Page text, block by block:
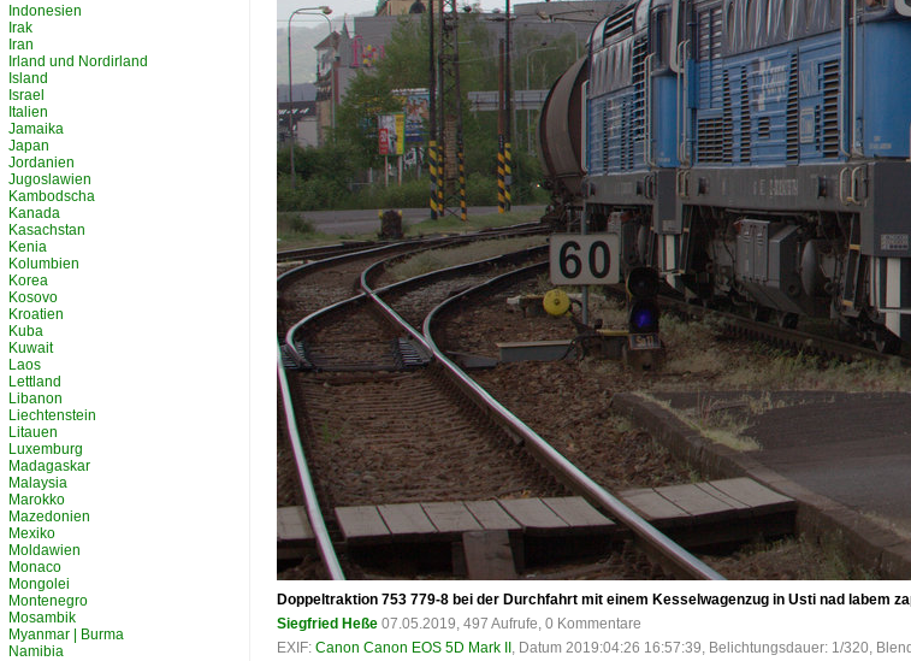
Doppeltraktion 753 779-8 bei der Durchfahrt mit einem Kesselwagenzug in Usti nad labem
Siegfried Heße 07.05.2019, 497 Aufrufe, 0 Kommentare
EXIF: Canon Canon EOS 5D Mark II , Datum 2019:04:26 16:57:39, Belichtungsdauer: 1/320,
Indonesien
Irak
Iran
Irland und Nordirland
Island
Israel
Italien
Jamaika
Japan
Jordanien
Jugoslawien
Kambodscha
Kanada
Kasachstan
Kenia
Kolumbien
Korea
Kosovo
Kroatien
Kuba
Kuwait
Laos
Lettland
Libanon
Liechtenstein
Litauen
Luxemburg
Madagaskar
Malaysia
Marokko
Mazedonien
Mexiko
Moldawien
Monaco
Mongolei
Montenegro
Mosambik
Myanmar | Burma
Namibia